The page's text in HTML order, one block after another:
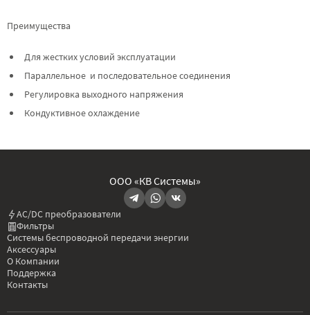
Преимущества
Для жестких условий эксплуатации
Параллельное и последовательное соединения
Регулировка выходного напряжения
Кондуктивное охлаждение
ООО «КВ Системы»
AC/DC преобразователи
Фильтры
Системы беспроводной передачи энергии
Аксессуары
О Компании
Поддержка
Контакты